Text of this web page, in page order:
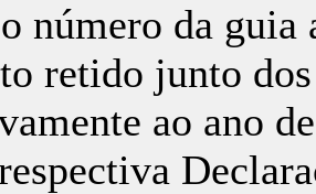
número da guia
retido junto
ao ano